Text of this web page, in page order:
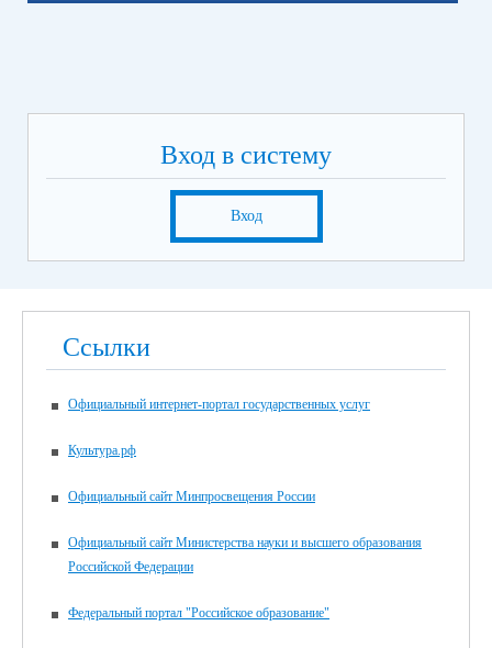
Вход в систему
Вход
Ссылки
Официальный интернет-портал государственных услуг
Культура.рф
Официальный сайт Минпросвещения России
Официальный сайт Министерства науки и высшего образования
Российской Федерации
Федеральный портал "Российское образование"